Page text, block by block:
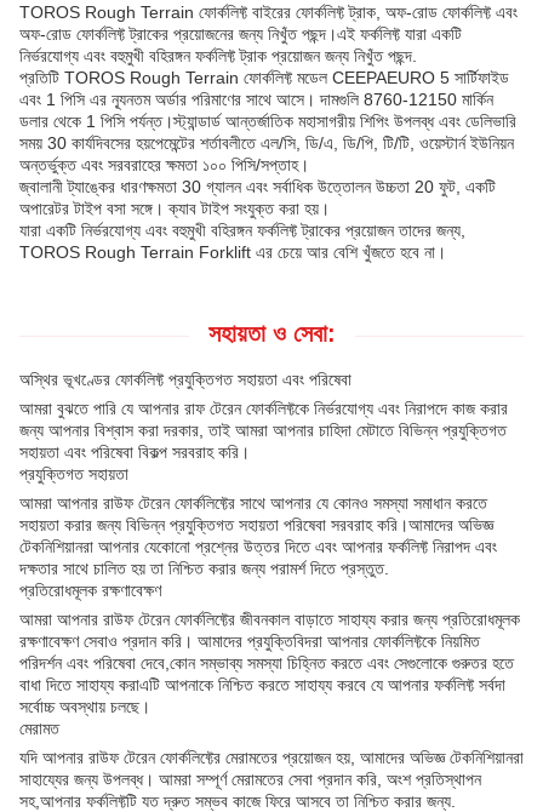
TOROS Rough Terrain ফোর্কলিফ্ট বাইরের ফোর্কলিফ্ট ট্রাক, অফ-রোড ফোর্কলিফ্ট এবং
অফ-রোড ফোর্কলিফ্ট ট্রাকের প্রয়োজনের জন্য নিখুঁত পছন্দ।এই ফর্কলিফ্ট যারা একটি
নির্ভরযোগ্য এবং বহুমুখী বহিরঙ্গন ফর্কলিফ্ট ট্রাক প্রয়োজন জন্য নিখুঁত পছন্দ.
প্রতিটি TOROS Rough Terrain ফোর্কলিফ্ট মডেল CEEPAEURO 5 সার্টিফাইড
এবং 1 পিসি এর ন্যূনতম অর্ডার পরিমাণের সাথে আসে। দামগুলি 8760-12150 মার্কিন
ডলার থেকে 1 পিসি পর্যন্ত।স্ট্যান্ডার্ড আন্তর্জাতিক মহাসাগরীয় শিপিং উপলব্ধ এবং ডেলিভারি
সময় 30 কার্যদিবসের হয়পেমেন্টের শর্তাবলীতে এল/সি, ডি/এ, ডি/পি, টি/টি, ওয়েস্টার্ন ইউনিয়ন
অন্তর্ভুক্ত এবং সরবরাহের ক্ষমতা ১০০ পিসি/সপ্তাহ।
জ্বালানী ট্যাঙ্কের ধারণক্ষমতা 30 গ্যালন এবং সর্বাধিক উত্তোলন উচ্চতা 20 ফুট, একটি
অপারেটর টাইপ বসা সঙ্গে। ক্যাব টাইপ সংযুক্ত করা হয়।
যারা একটি নির্ভরযোগ্য এবং বহুমুখী বহিরঙ্গন ফর্কলিফ্ট ট্রাকের প্রয়োজন তাদের জন্য,
TOROS Rough Terrain Forklift এর চেয়ে আর বেশি খুঁজতে হবে না।
সহায়তা ও সেবা:
অস্থির ভূখণ্ডের ফোর্কলিফ্ট প্রযুক্তিগত সহায়তা এবং পরিষেবা
আমরা বুঝতে পারি যে আপনার রাফ টেরেন ফোর্কলিফ্টকে নির্ভরযোগ্য এবং নিরাপদে কাজ করার
জন্য আপনার বিশ্বাস করা দরকার, তাই আমরা আপনার চাহিদা মেটাতে বিভিন্ন প্রযুক্তিগত
সহায়তা এবং পরিষেবা বিকল্প সরবরাহ করি।
প্রযুক্তিগত সহায়তা
আমরা আপনার রাউফ টেরেন ফোর্কলিফ্টের সাথে আপনার যে কোনও সমস্যা সমাধান করতে
সহায়তা করার জন্য বিভিন্ন প্রযুক্তিগত সহায়তা পরিষেবা সরবরাহ করি।আমাদের অভিজ্ঞ
টেকনিশিয়ানরা আপনার যেকোনো প্রশ্নের উত্তর দিতে এবং আপনার ফর্কলিফ্ট নিরাপদ এবং
দক্ষতার সাথে চালিত হয় তা নিশ্চিত করার জন্য পরামর্শ দিতে প্রস্তুত.
প্রতিরোধমূলক রক্ষণাবেক্ষণ
আমরা আপনার রাউফ টেরেন ফোর্কলিফ্টের জীবনকাল বাড়াতে সাহায্য করার জন্য প্রতিরোধমূলক
রক্ষণাবেক্ষণ সেবাও প্রদান করি। আমাদের প্রযুক্তিবিদরা আপনার ফোর্কলিফ্টকে নিয়মিত
পরিদর্শন এবং পরিষেবা দেবে,কোন সম্ভাব্য সমস্যা চিহ্নিত করতে এবং সেগুলোকে গুরুতর হতে
বাধা দিতে সাহায্য করাএটি আপনাকে নিশ্চিত করতে সাহায্য করবে যে আপনার ফর্কলিফ্ট সর্বদা
সর্বোচ্চ অবস্থায় চলছে।
মেরামত
যদি আপনার রাউফ টেরেন ফোর্কলিফ্টের মেরামতের প্রয়োজন হয়, আমাদের অভিজ্ঞ টেকনিশিয়ানরা
সাহায্যের জন্য উপলব্ধ। আমরা সম্পূর্ণ মেরামতের সেবা প্রদান করি, অংশ প্রতিস্থাপন
সহ,আপনার ফর্কলিফ্টটি যত দ্রুত সম্ভব কাজে ফিরে আসবে তা নিশ্চিত করার জন্য.